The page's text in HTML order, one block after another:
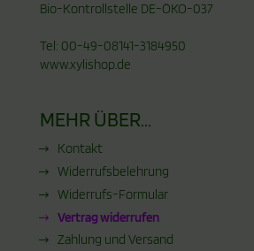
Bio-Kontrollstelle DE-ÖKO-037
Tel: 00-49-08141-3184950
www.xylishop.de
MEHR ÜBER...
Kontakt
Widerrufsbelehrung
Widerrufs-Formular
Vertrag widerrufen
Zahlung und Versand